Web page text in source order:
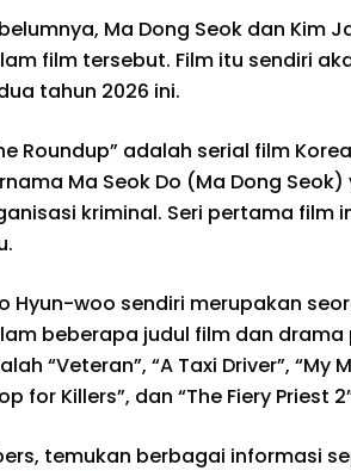
Ma Dong Seok dan Kim
film tersebut. Film itu sendiri
tahun 2026 ini.
Roundup” adalah serial film
Ma Seok Do (Ma Dong
kriminal. Seri pertama film
Hyun-woo sendiri merupakan
beberapa judul film dan
“Veteran”, “A Taxi Driver”, “My
for Killers”, dan “The Fiery Priest
temukan berbagai informasi